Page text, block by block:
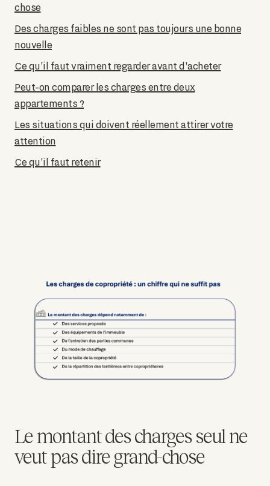
chose
Des charges faibles ne sont pas toujours une bonne
nouvelle
Ce qu'il faut vraiment regarder avant d'acheter
Peut-on comparer les charges entre deux
appartements ?
Les situations qui doivent réellement attirer votre
attention
Ce qu'il faut retenir
Le montant des charges seul ne
veut pas dire grand-chose